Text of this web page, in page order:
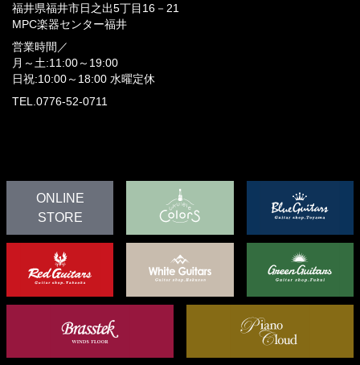
福井県福井市日之出5丁目16－21
MPC楽器センター福井
営業時間／
月～土:11:00～19:00
日祝:10:00～18:00 水曜定休
TEL.0776-52-0711
ONLINE
STORE